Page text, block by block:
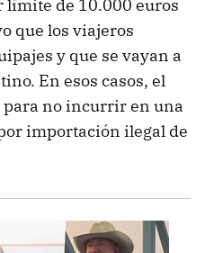
límite de 10.000 euros
que los viajeros
y que se vayan a
En esos casos, el
no incurrir en una
importación ilegal de